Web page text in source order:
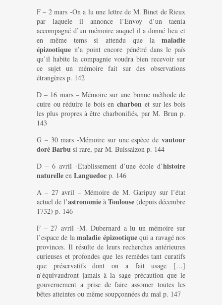
F – 2 mars -On a lu une lettre de M. Binet de Rieux
par laquele il annonce l’Envoy d’un taenia
accompagné d’un mémoire auquel il a donné lieu et
en même tems si attendu que la maladie
épizootique n’a point encore pénétré dans le païs
qu’il habite la compagnie voudra bien recevoir sur
ce sujet un mémoire fait sur des observations
étrangères p. 142
D – 16 mars – Mémoire sur une bonne méthode de
cuire ou réduire le bois encharbon et sur les bois
les plus propres à être charbonifiés, par M. Brun p.
143
G – 30 mars -Mémoire sur une espèce de vautour
doré Barbu si rare, par M. Buissaizon p. 144
D – 6 avril -Etablissement d’une école d’histoire
naturelle en Languedoc p. 146
A – 27 avril – Mémoire de M. Garipuy sur l’état
actuel de l’astronomie à Toulouse (depuis décembre
1732) p. 146
F – 27 avril -M. Dubernard a lu un mémoire sur
l’espace de lamaladie épizootiquequi a ravagé nos
provinces. Il résulte de leurs recherches antérieures
curieuses et profondes que les remèdes tant curatifs
que préservatifs dont on a fait usage […]
n’équivaudront jamais à la sage précaution que le
gouvernement a prise de faire assomer toutes les
bêtes atteintes ou même soupçonnées du mal p. 147